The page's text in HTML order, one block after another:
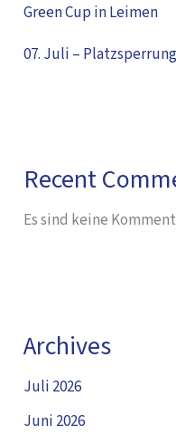
Green Cup in Leimen
07. Juli –
Recent
Es sind keine
Archives
Juli 2026
Juni 2026